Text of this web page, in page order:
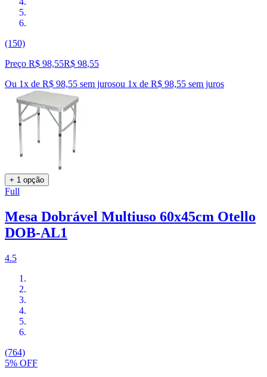
(150)
Preço R$ 98,55R$ 98,55
Ou 1x de R$ 98,55 sem jurosou 1x de R$ 98,55 sem juros
+ 1 opção
Full
Mesa Dobrável Multiuso 60x45cm Otello
DOB-AL1
4.5
(764)
5% OFF